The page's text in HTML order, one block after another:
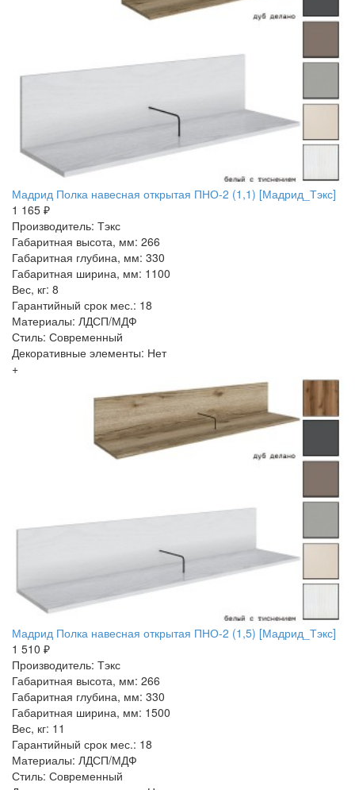
Мадрид Полка навесная открытая ПНО-2 (1,1) [Мадрид_Тэкс]
1 165 ₽
Производитель: Тэкс
Габаритная высота, мм: 266
Габаритная глубина, мм: 330
Габаритная ширина, мм: 1100
Вес, кг: 8
Гарантийный срок мес.: 18
Материалы: ЛДСП/МДФ
Стиль: Современный
Декоративные элементы: Нет
+
Мадрид Полка навесная открытая ПНО-2 (1,5) [Мадрид_Тэкс]
1 510 ₽
Производитель: Тэкс
Габаритная высота, мм: 266
Габаритная глубина, мм: 330
Габаритная ширина, мм: 1500
Вес, кг: 11
Гарантийный срок мес.: 18
Материалы: ЛДСП/МДФ
Стиль: Современный